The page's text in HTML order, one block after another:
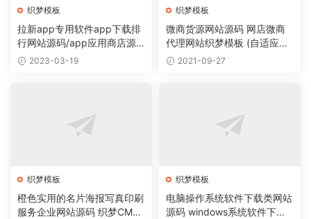
织梦模板
拉新app专用软件app下载排
行网站源码/app应用商店源
码 2023-03-19
织梦模板
微商货源网站源码 网店微商
代理网站织梦模板 (自适应手
机版)2021-09-27
织梦模板
橙色实用的名片海报写真印刷
服务企业网站源码 织梦CMS
织梦模板
电脑操作系统软件下载类网站
源码 windows系统软件下载